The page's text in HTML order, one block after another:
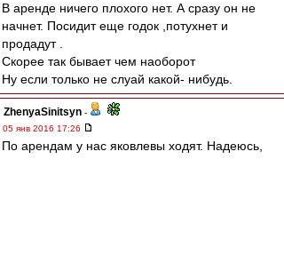
В аренде ничего плохого нет. А сразу он не
начнет. Посидит еще годок ,потухнет и
продадут .
Скорее так бывает чем наоборот
Ну если только не слуай какой- нибудь.
ZhenyaSinitsyn -
05 янв 2016 17:26
По арендам у нас яковлевы ходят. Надеюсь,